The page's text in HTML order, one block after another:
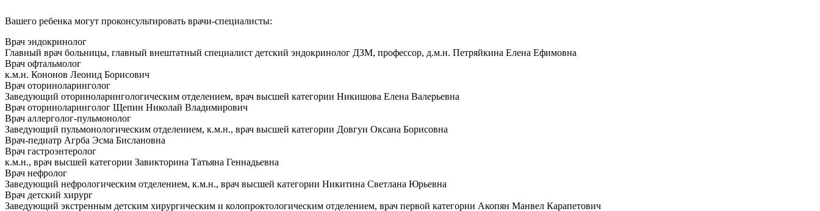
Вашего ребенка могут проконсультировать врачи-специалисты:
Врач эндокринолог
Главный врач больницы, главный внештатный специалист детский эндокринолог ДЗМ, профессор, д.м.н. Петряйкина Елена Ефимовна
Врач офтальмолог
к.м.н. Кононов Леонид Борисович
Врач оториноларинголог
Заведующий оториноларингологическим отделением, врач высшей категории Никишова Елена Валерьевна
Врач оториноларинголог Щепин Николай Владимирович
Врач аллерголог-пульмонолог
Заведующий пульмонологическим отделением, к.м.н., врач высшей категории Довгун Оксана Борисовна
Врач-педиатр Агрба Эсма Бислановна
Врач гастроэнтеролог
к.м.н., врач высшей категории Завикторина Татьяна Геннадьевна
Врач нефролог
Заведующий нефрологическим отделением, к.м.н., врач высшей категории Никитина Светлана Юрьевна
Врач детский хирург
Заведующий экстренным детским хирургическим и колопроктологическим отделением, врач первой категории Акопян Манвел Карапетович